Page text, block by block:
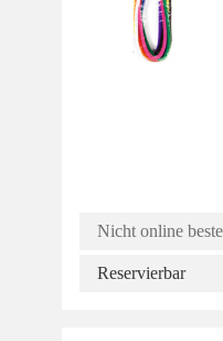
Nicht online
Reservierbar